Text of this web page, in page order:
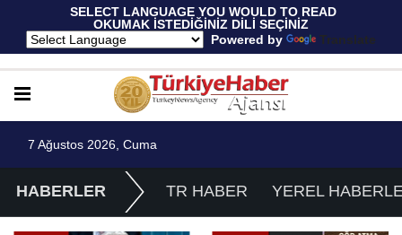
SELECT LANGUAGE YOU WOULD TO READ
OKUMAK İSTEDİĞİNİZ DİLİ SEÇİNİZ
Powered by
Translate
7 Ağustos 2026, Cuma
HABERLER TR HABER YEREL